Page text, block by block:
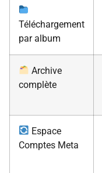
Téléchargement
par album
Archive
complète
Espace
Comptes Meta